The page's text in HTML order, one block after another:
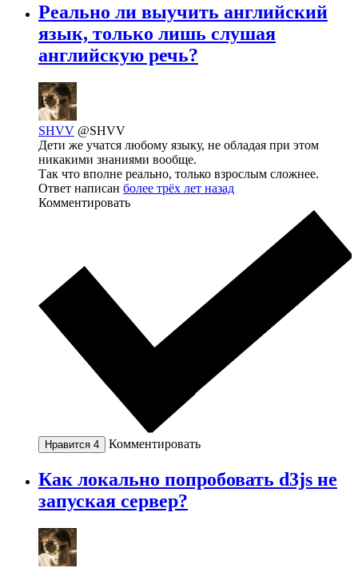
Реально ли выучить английский
язык, только лишь слушая
английскую речь?
SHVV @SHVV
Дети же учатся любому языку, не обладая при этом
никакими знаниями вообще.
Так что вполне реально, только взрослым сложнее.
Ответ написан более трёх лет назад
Комментировать
Нравится 4 Комментировать
Как локально попробовать d3js не
запуская сервер?